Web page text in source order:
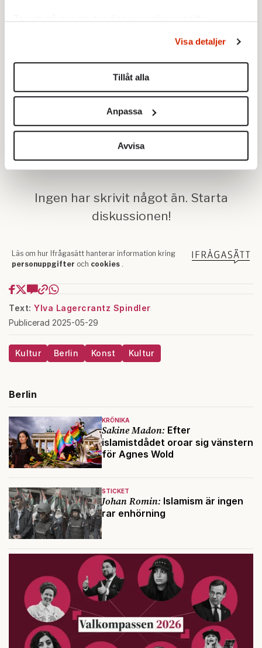
Du kan ändra eller dra tillbaka ditt samtycke när som
helst från cookie-förklaringen.
Vi använder enhetsidentifierare för att anpassa innehållet
för sociala medier och analysera vår trafik. Vi
vidarebefordrar även sådana identifierare och annan
information från din enhet till de sociala medier och
annons- och analysföretag som vi samarbetar med.
Dessa kan i sin tur kombinera informationen med annan
samlat in när du har använt deras tjänster.
Om du vill läsa mer om hur vi hanterar personuppgifter
Visa detaljer
Tillåt alla
Anpassa
Avvisa
Text: Ylva Lagercrantz Spindler
Publicerad 2025-05-29
Kultur Berlin Konst Kultur
Berlin
KRÖNIKA
Sakine Madon: Efter
islamistdådet oroar sig vänstern
för Agnes Wold
STICKET
Johan Romin: Islamism är ingen
rar enhörning